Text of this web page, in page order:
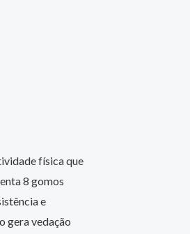
física que
8 gomos
e
gera vedação